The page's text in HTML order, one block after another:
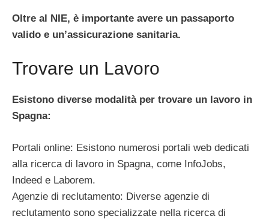
Oltre al NIE, è importante avere un passaporto
valido e un’assicurazione sanitaria.
Trovare un Lavoro
Esistono diverse modalità per trovare un lavoro in
Spagna:
Portali online: Esistono numerosi portali web dedicati
alla ricerca di lavoro in Spagna, come InfoJobs,
Indeed e Laborem.
Agenzie di reclutamento: Diverse agenzie di
reclutamento sono specializzate nella ricerca di